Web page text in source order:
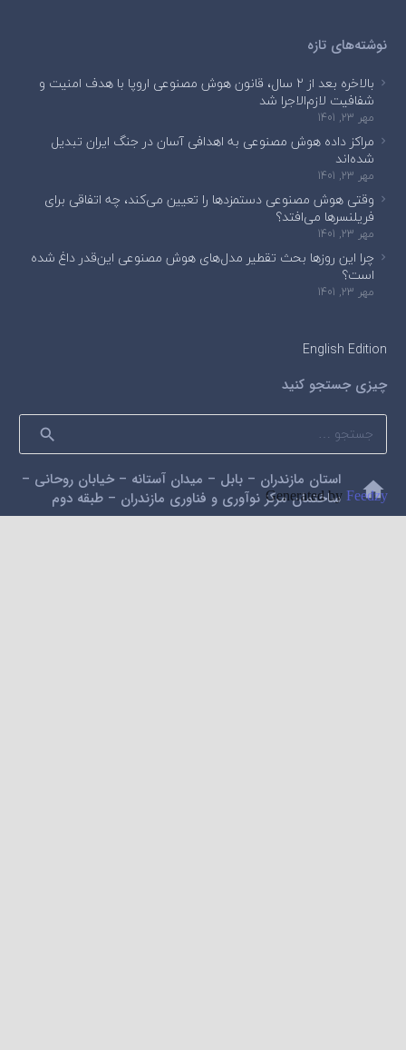
نوشته‌های تازه
بالاخره بعد از ۲ سال، قانون هوش مصنوعی اروپا با هدف امنیت و
شفافیت لازم‌الاجرا شد
مهر 23, 1401
مراکز داده هوش مصنوعی به اهدافی آسان در جنگ ایران تبدیل
شده‌اند
مهر 23, 1401
وقتی هوش مصنوعی دستمزدها را تعیین می‌کند، چه اتفاقی برای
فریلنسرها می‌افتد؟
مهر 23, 1401
چرا این روزها بحث تقطیر مدل‌های هوش مصنوعی این‌قدر داغ شده
است؟
مهر 23, 1401
English Edition
چیزی جستجو کنید
جستجو
برای:
home
استان مازندران – بابل – میدان آستانه – خیابان روحانی –
ساختمان مرکز نوآوری و فناوری مازندران – طبقه دوم
Generated by Feedzy